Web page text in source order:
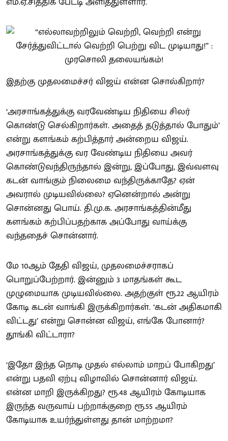
இதற்கு முதலமைச்சர் விஜய் என்ன சொல்கிறார்?
‘அரசாங்கத்துக்கு வரவேண்டிய நிதியை சிலர்
கொண்டு செல்கிறார்கள். அதைத் தடுத்தால் போதும்’
என்று களங்கம் கற்பித்தார் அன்றைய விஜய்.
அரசாங்கத்துக்கு வர வேண்டிய நிதியை அவர்
கொண்டுவந்திருந்தால் இன்று, இப்போது, இவ்வளவு
கடன் வாங்கும் நிலைமை வந்திருக்காதே? ஏன்
அவரால் முடியவில்லை? ஏனென்றால் அன்று
சொன்னது பொய். தி.மு.க. அரசாங்கத்தின்மீது
களங்கம் கற்பிப்பதற்காக அப்போது வாய்க்கு
வந்ததைச் சொன்னார்.
மே 10ஆம் தேதி விஜய், முதலமைச்சராகப்
பொறுப்பேற்றார். இன்னும் 3 மாதங்கள் கூட
முழுமையாக முடியவில்லை. அதற்குள் ரூ.22 ஆயிரம்
கோடி கடன் வாங்கி இருக்கிறார்கள். ‘கடன் அதிகமாகி
விட்டது’ என்று சொன்ன விஜய், எங்கே போனார்?
தூங்கி விட்டாரா?
‘இதோ இந்த நொடி முதல் எல்லாம் மாறப் போகிறது’
என்று பதவி ஏற்பு விழாவில் சொன்னார் விஜய்.
என்ன மாறி இருக்கிறது? ரூ.48 ஆயிரம் கோடியாக
இருந்த வருவாய் பற்றாக்குறை ரூ.55 ஆயிரம்
கோடியாக உயர்ந்துள்ளது தான் மாற்றமா?